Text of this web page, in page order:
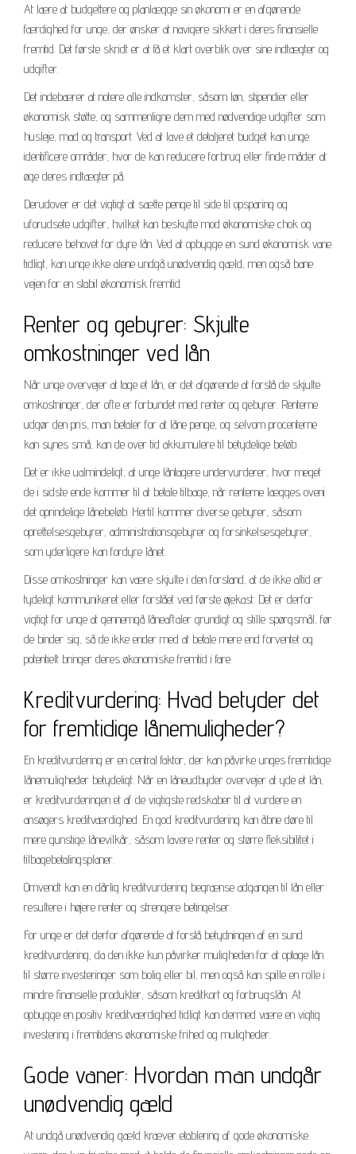
At lære at budgettere og planlægge sin økonomi er en afgørende
færdighed for unge, der ønsker at navigere sikkert i deres finansielle
fremtid. Det første skridt er at få et klart overblik over sine indtægter og
udgifter.
Det indebærer at notere alle indkomster, såsom løn, stipendier eller
økonomisk støtte, og sammenligne dem med nødvendige udgifter som
husleje, mad og transport. Ved at lave et detaljeret budget kan unge
identificere områder, hvor de kan reducere forbrug eller finde måder at
øge deres indtægter på.
Derudover er det vigtigt at sætte penge til side til opsparing og
uforudsete udgifter, hvilket kan beskytte mod økonomiske chok og
reducere behovet for dyre lån. Ved at opbygge en sund økonomisk vane
tidligt, kan unge ikke alene undgå unødvendig gæld, men også bane
vejen for en stabil økonomisk fremtid.
Renter og gebyrer: Skjulte
omkostninger ved lån
Når unge overvejer at tage et lån, er det afgørende at forstå de skjulte
omkostninger, der ofte er forbundet med renter og gebyrer. Renterne
udgør den pris, man betaler for at låne penge, og selvom procenterne
kan synes små, kan de over tid akkumulere til betydelige beløb.
Det er ikke ualmindeligt, at unge låntagere undervurderer, hvor meget
de i sidste ende kommer til at betale tilbage, når renterne lægges oveni
det oprindelige lånebeløb. Hertil kommer diverse gebyrer, såsom
oprettelsesgebyrer, administrationsgebyrer og forsinkelsesgebyrer,
som yderligere kan fordyre lånet.
Disse omkostninger kan være skjulte i den forstand, at de ikke altid er
tydeligt kommunikeret eller forstået ved første øjekast. Det er derfor
vigtigt for unge at gennemgå låneaftaler grundigt og stille spørgsmål, før
de binder sig, så de ikke ender med at betale mere end forventet og
potentielt bringer deres økonomiske fremtid i fare.
Kreditvurdering: Hvad betyder det
for fremtidige lånemuligheder?
En kreditvurdering er en central faktor, der kan påvirke unges fremtidige
lånemuligheder betydeligt. Når en låneudbyder overvejer at yde et lån,
er kreditvurderingen et af de vigtigste redskaber til at vurdere en
ansøgers kreditværdighed. En god kreditvurdering kan åbne døre til
mere gunstige lånevilkår, såsom lavere renter og større fleksibilitet i
tilbagebetalingsplaner.
Omvendt kan en dårlig kreditvurdering begrænse adgangen til lån eller
resultere i højere renter og strengere betingelser.
For unge er det derfor afgørende at forstå betydningen af en sund
kreditvurdering, da den ikke kun påvirker muligheden for at optage lån
til større investeringer som bolig eller bil, men også kan spille en rolle i
mindre finansielle produkter, såsom kreditkort og forbrugslån. At
opbygge en positiv kreditværdighed tidligt kan dermed være en vigtig
investering i fremtidens økonomiske frihed og muligheder.
Gode vaner: Hvordan man undgår
unødvendig gæld
At undgå unødvendig gæld kræver etablering af gode økonomiske